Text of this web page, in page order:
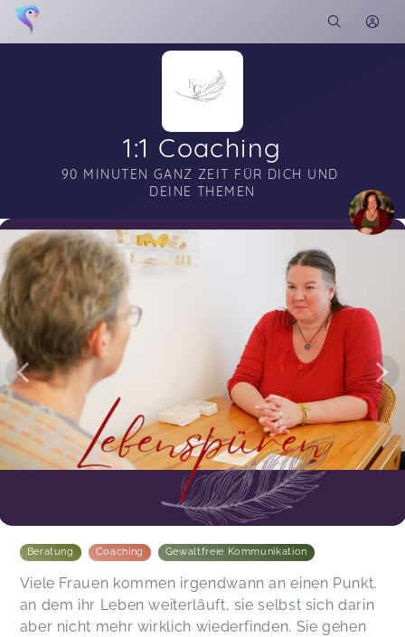
1:1 Coaching
90 MINUTEN GANZ ZEIT FÜR DICH UND
DEINE THEMEN
Soon you will learn more about me here...
Beratung Coaching Gewaltfreie Kommunikation
Viele Frauen kommen irgendwann an einen Punkt,
an dem ihr Leben weiterläuft, sie selbst sich darin
aber nicht mehr wirklich wiederfinden. Sie gehen